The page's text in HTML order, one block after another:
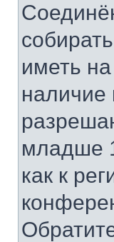
иметь
наличие
младше
как к